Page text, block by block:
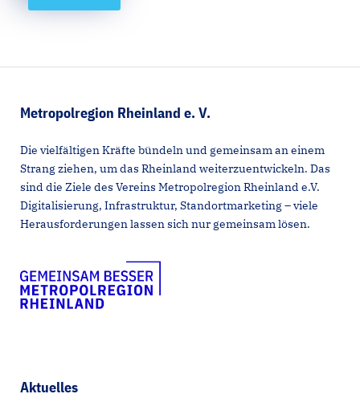
Metropolregion Rheinland e. V.
Die vielfältigen Kräfte bündeln und gemeinsam an einem
Strang ziehen, um das Rheinland weiterzuentwickeln. Das
sind die Ziele des Vereins Metropolregion Rheinland e.V.
Digitalisierung, Infrastruktur, Standortmarketing – viele
Herausforderungen lassen sich nur gemeinsam lösen.
Aktuelles